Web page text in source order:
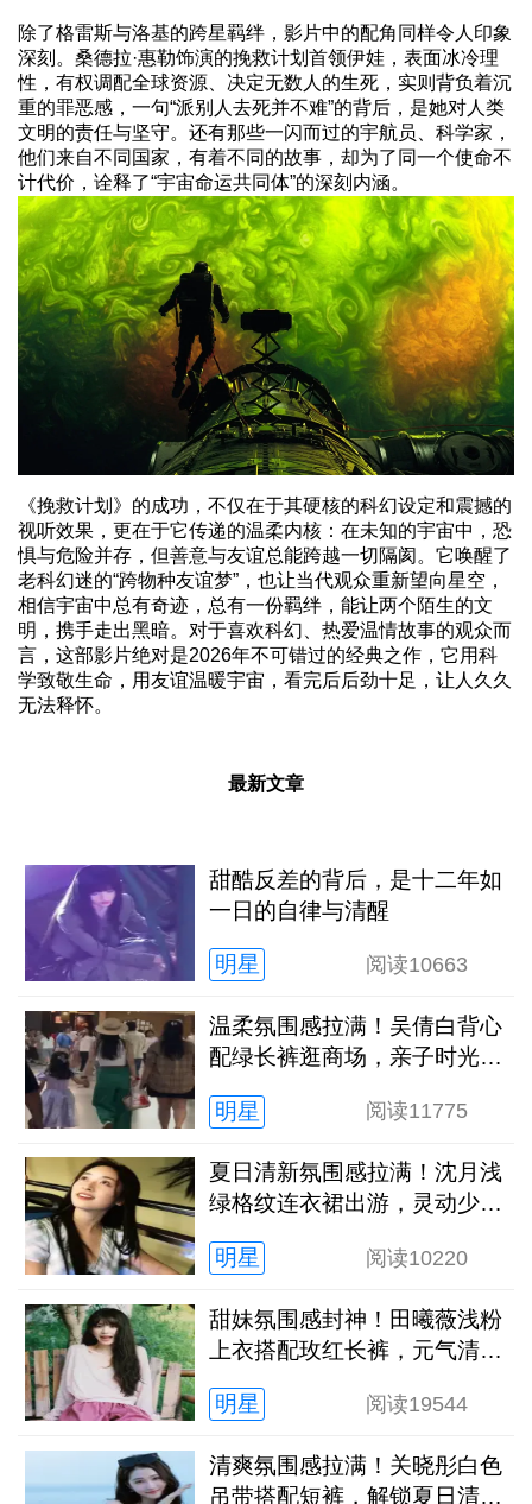
除了格雷斯与洛基的跨星羁绊，影片中的配角同样令人印象
深刻。桑德拉·惠勒饰演的挽救计划首领伊娃，表面冰冷理
性，有权调配全球资源、决定无数人的生死，实则背负着沉
重的罪恶感，一句“派别人去死并不难”的背后，是她对人类
文明的责任与坚守。还有那些一闪而过的宇航员、科学家，
他们来自不同国家，有着不同的故事，却为了同一个使命不
计代价，诠释了“宇宙命运共同体”的深刻内涵。
《挽救计划》的成功，不仅在于其硬核的科幻设定和震撼的
视听效果，更在于它传递的温柔内核：在未知的宇宙中，恐
惧与危险并存，但善意与友谊总能跨越一切隔阂。它唤醒了
老科幻迷的“跨物种友谊梦”，也让当代观众重新望向星空，
相信宇宙中总有奇迹，总有一份羁绊，能让两个陌生的文
明，携手走出黑暗。对于喜欢科幻、热爱温情故事的观众而
言，这部影片绝对是2026年不可错过的经典之作，它用科
学致敬生命，用友谊温暖宇宙，看完后后劲十足，让人久久
无法释怀。
最新文章
甜酷反差的背后，是十二年如
一日的自律与清醒
明星 阅读10663
温柔氛围感拉满！吴倩白背心
配绿长裤逛商场，亲子时光松
明星
阅读11775
夏日清新氛围感拉满！沈月浅
绿格纹连衣裙出游，灵动少女
明星
阅读10220
甜妹氛围感封神！田曦薇浅粉
上衣搭配玫红长裤，元气清甜
明星
阅读19544
清爽氛围感拉满！关晓彤白色
吊带搭配短裤，解锁夏日清冷